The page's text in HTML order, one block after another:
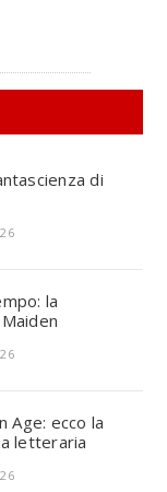
di
la
Age: ecco la
letteraria